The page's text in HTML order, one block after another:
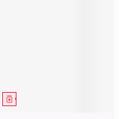
Geneesmiddel